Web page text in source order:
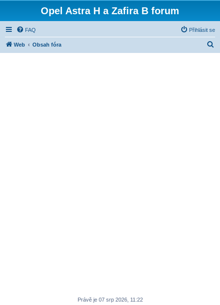
Opel Astra H a Zafira B forum
FAQ Přihlásit se
Web Obsah fóra
Právě je 07 srp 2026, 11:22